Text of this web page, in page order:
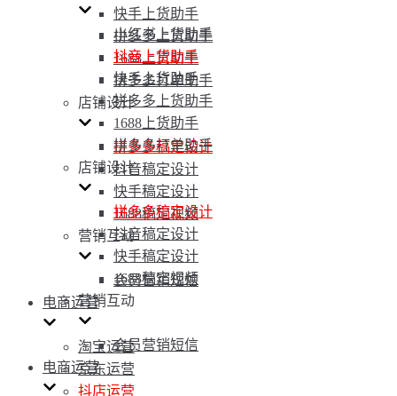
快手上货助手
拼多多上货助手
1688上货助手
拼多多打单助手
店铺设计
拼多多稿定设计
抖音稿定设计
快手稿定设计
1688稿定视频
营销互动
会员营销短信
电商运营
淘宝运营
京东运营
抖店运营
小红书上货助手
抖音上货助手
快手上货助手
拼多多上货助手
1688上货助手
拼多多打单助手
店铺设计
拼多多稿定设计
抖音稿定设计
快手稿定设计
1688稿定视频
营销互动
会员营销短信
电商运营